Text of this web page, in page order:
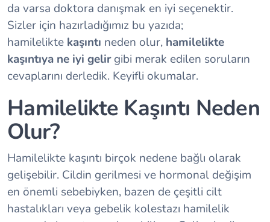
da varsa doktora danışmak en iyi seçenektir.
Sizler için hazırladığımız bu yazıda;
hamilelikte kaşıntı neden olur, hamilelikte
kaşıntıya ne iyi gelirgibi merak edilen soruların
cevaplarını derledik. Keyifli okumalar.
Hamilelikte Kaşıntı Neden
Olur?
Hamilelikte kaşıntı birçok nedene bağlı olarak
gelişebilir. Cildin gerilmesi ve hormonal değişim
en önemli sebebiyken, bazen de çeşitli cilt
hastalıkları veya gebelik kolestazı hamilelik